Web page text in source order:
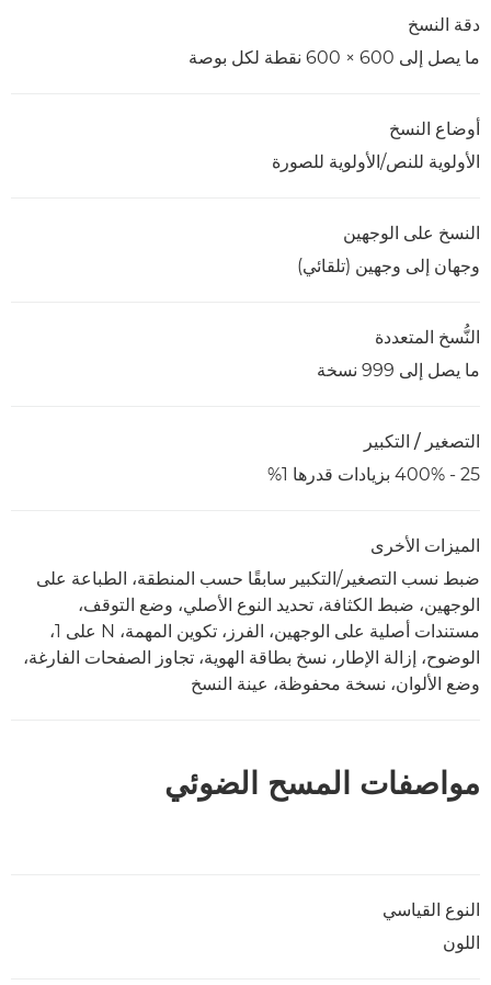
دقة النسخ
ما يصل إلى 600 × 600 نقطة لكل بوصة
أوضاع النسخ
الأولوية للنص/الأولوية للصورة
النسخ على الوجهين
وجهان إلى وجهين (تلقائي)
النُّسخ المتعددة
ما يصل إلى 999 نسخة
التصغير / التكبير
25 - 400% بزيادات قدرها 1%
الميزات الأخرى
ضبط نسب التصغير/التكبير سابقًا حسب المنطقة، الطباعة على
الوجهين، ضبط الكثافة، تحديد النوع الأصلي، وضع التوقف،
مستندات أصلية على الوجهين، الفرز، تكوين المهمة، N على 1،
الوضوح، إزالة الإطار، نسخ بطاقة الهوية، تجاوز الصفحات الفارغة،
وضع الألوان، نسخة محفوظة، عينة النسخ
مواصفات المسح الضوئي
النوع القياسي
اللون